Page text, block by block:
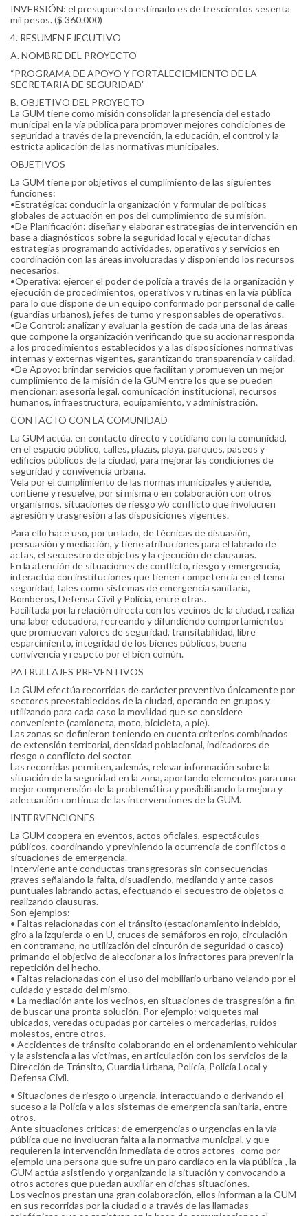
INVERSIÓN: el presupuesto estimado es de trescientos sesenta
mil pesos. ($ 360.000)
4. RESUMEN EJECUTIVO
A. NOMBRE DEL PROYECTO
“PROGRAMA DE APOYO Y FORTALECIEMIENTO DE LA
SECRETARIA DE SEGURIDAD”
B. OBJETIVO DEL PROYECTO
La GUM tiene como misión consolidar la presencia del estado
municipal en la vía pública para promover mejores condiciones de
seguridad a través de la prevención, la educación, el control y la
estricta aplicación de las normativas municipales.
OBJETIVOS
La GUM tiene por objetivos el cumplimiento de las siguientes
funciones:
•Estratégica: conducir la organización y formular de políticas
globales de actuación en pos del cumplimiento de su misión.
•De Planificación: diseñar y elaborar estrategias de intervención en
base a diagnósticos sobre la seguridad local y ejecutar dichas
estrategias programando actividades, operativos y servicios en
coordinación con las áreas involucradas y disponiendo los recursos
necesarios.
•Operativa: ejercer el poder de policía a través de la organización y
ejecución de procedimientos, operativos y rutinas en la vía pública
para lo que dispone de un equipo conformado por personal de calle
(guardias urbanos), jefes de turno y responsables de operativos.
•De Control: analizar y evaluar la gestión de cada una de las áreas
que compone la organización verificando que su accionar responda
a los procedimientos establecidos y a las disposiciones normativas
internas y externas vigentes, garantizando transparencia y calidad.
•De Apoyo: brindar servicios que facilitan y promueven un mejor
cumplimiento de la misión de la GUM entre los que se pueden
mencionar: asesoría legal, comunicación institucional, recursos
humanos, infraestructura, equipamiento, y administración.
CONTACTO CON LA COMUNIDAD
La GUM actúa, en contacto directo y cotidiano con la comunidad,
en el espacio público, calles, plazas, playa, parques, paseos y
edificios públicos de la ciudad, para mejorar las condiciones de
seguridad y convivencia urbana.
Vela por el cumplimiento de las normas municipales y atiende,
contiene y resuelve, por si misma o en colaboración con otros
organismos, situaciones de riesgo y/o conflicto que involucren
agresión y trasgresión a las disposiciones vigentes.
Para ello hace uso, por un lado, de técnicas de disuasión,
persuasión y mediación, y tiene atribuciones para el labrado de
actas, el secuestro de objetos y la ejecución de clausuras.
En la atención de situaciones de conflicto, riesgo y emergencia,
interactúa con instituciones que tienen competencia en el tema
seguridad, tales como sistemas de emergencia sanitaria,
Bomberos, Defensa Civil y Policía, entre otras.
Facilitada por la relación directa con los vecinos de la ciudad, realiza
una labor educadora, recreando y difundiendo comportamientos
que promuevan valores de seguridad, transitabilidad, libre
esparcimiento, integridad de los bienes públicos, buena
convivencia y respeto por el bien común.
PATRULLAJES PREVENTIVOS
La GUM efectúa recorridas de carácter preventivo únicamente por
sectores preestablecidos de la ciudad, operando en grupos y
utilizando para cada caso la movilidad que se considere
conveniente (camioneta, moto, bicicleta, a pie).
Las zonas se definieron teniendo en cuenta criterios combinados
de extensión territorial, densidad poblacional, indicadores de
riesgo o conflicto del sector.
Las recorridas permiten, además, relevar información sobre la
situación de la seguridad en la zona, aportando elementos para una
mejor comprensión de la problemática y posibilitando la mejora y
adecuación continua de las intervenciones de la GUM.
INTERVENCIONES
La GUM coopera en eventos, actos oficiales, espectáculos
públicos, coordinando y previniendo la ocurrencia de conflictos o
situaciones de emergencia.
Interviene ante conductas transgresoras sin consecuencias
graves señalando la falta, disuadiendo, mediando y ante casos
puntuales labrando actas, efectuando el secuestro de objetos o
realizando clausuras.
Son ejemplos:
• Faltas relacionadas con el tránsito (estacionamiento indebido,
giro a la izquierda o en U, cruces de semáforos en rojo, circulación
en contramano, no utilización del cinturón de seguridad o casco)
primando el objetivo de aleccionar a los infractores para prevenir la
repetición del hecho.
• Faltas relacionadas con el uso del mobiliario urbano velando por el
cuidado y estado del mismo.
• La mediación ante los vecinos, en situaciones de trasgresión a fin
de buscar una pronta solución. Por ejemplo: volquetes mal
ubicados, veredas ocupadas por carteles o mercaderías, ruidos
molestos, entre otros.
• Accidentes de tránsito colaborando en el ordenamiento vehicular
y la asistencia a las víctimas, en articulación con los servicios de la
Dirección de Tránsito, Guardia Urbana, Policía, Policía Local y
Defensa Civil.
• Situaciones de riesgo o urgencia, interactuando o derivando el
suceso a la Policía y a los sistemas de emergencia sanitaria, entre
otros.
Ante situaciones críticas: de emergencias o urgencias en la vía
pública que no involucran falta a la normativa municipal, y que
requieren la intervención inmediata de otros actores -como por
ejemplo una persona que sufre un paro cardíaco en la vía pública-, la
GUM actúa asistiendo y organizando la situación y convocando a
otros actores que puedan auxiliar en dichas situaciones.
Los vecinos prestan una gran colaboración, ellos informan a la GUM
en sus recorridas por la ciudad o a través de las llamadas